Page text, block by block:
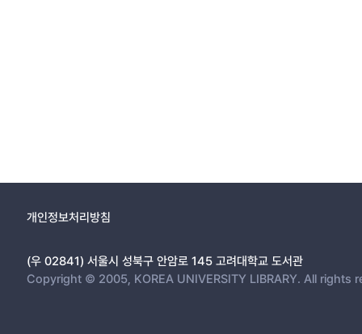
개인정보처리방침
(우 02841) 서울시 성북구 안암로 145 고려대학교 도서관
Copyright © 2005, KOREA UNIVERSITY LIBRARY. All rights